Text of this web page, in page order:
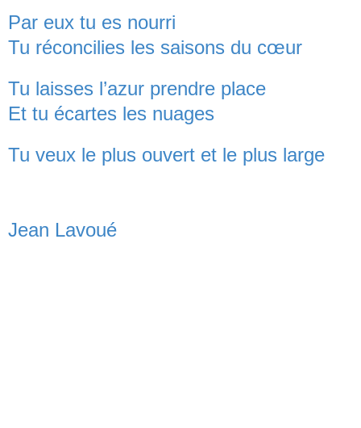
Par eux tu es nourri
Tu réconcilies les saisons du cœur
Tu laisses l’azur prendre place
Et tu écartes les nuages
Tu veux le plus ouvert et le plus large
Jean Lavoué